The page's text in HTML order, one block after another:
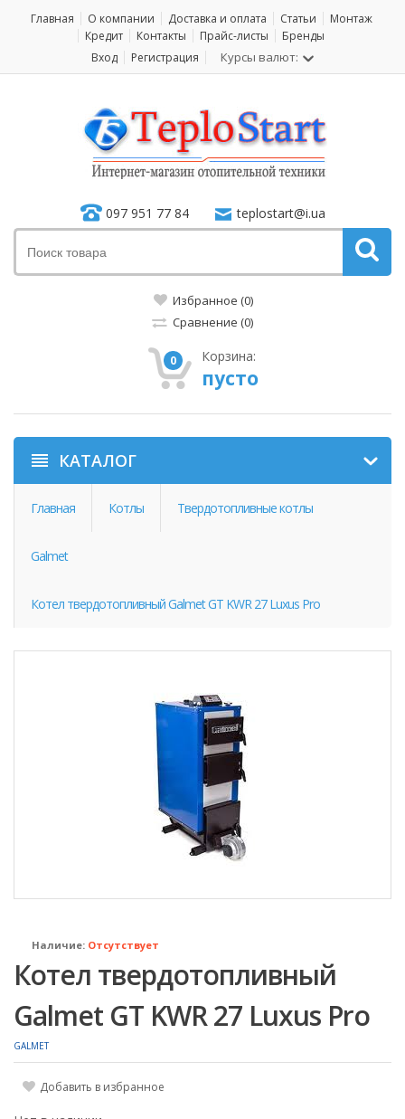
Главная О компании Доставка и оплата Статьи
Монтаж
Кредит
Контакты Прайс-листы
Бренды
Вход
Регистрация Курсы валют:
097 951 77 84 teplostart@i.ua
Избранное (0)
Сравнение (0)
0 Корзина:
пусто
КАТАЛОГ
Главная Котлы Твердотопливные котлы
Galmet
Котел твердотопливный Galmet GT KWR 27 Luxus Pro
Наличие: Отсутствует
Котел твердотопливный
Galmet GT KWR 27 Luxus Pro
GALMET
Добавить в избранное